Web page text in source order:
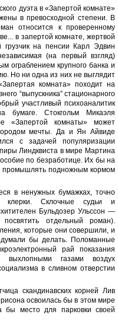
дуэта в «Запертой комнате»
в превосходной степени. В
относится к проверенному
в запертой комнате, жертвой
грузчик на пенсии Карл Эдвин
(на первый взгляд)
ограблением крупного банка и
Но ни одна из них не выглядит
комната» походит на
“выпускника” стационарного
участливый психоаналитик
бумаге. Стокгольм Микаэля
«Запертой комнаты» может
мечты. Да и Ян Айвиде
с задачей популяризации
Линдквиста в мире Мартина
по безработице. Их бы на
промышлять подножным кормом
в ненужных бумажках, точно
клерки. Склочные судьи и
Бульдозер Ульссон —
отдельный роман).
которые они совершили, и
бы делать. Поломанные
рай показания
выхлопными газами воздух
в сливном отверстии
скандинавских корней Лив
освоилась бы в этом мире
бы место для парковки своей